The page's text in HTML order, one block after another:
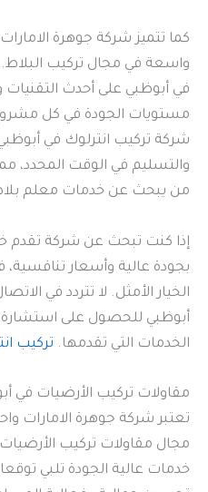
كما تتميز شركة جوهرة
واسعة في مجال تركيب
في أبوظبي على أحدث
مستويات الجودة في كل
شركة تركيب انترلوك في أبوظبي
والتسليم في الوقت المحدد،
من يبحث عن خدمات معلم
إذا كنت تبحث عن شركة تقدم
بجودة عالية وأسعار
الخيار الأمثل. لا تتردد في
أبوظبي للحصول على استشارة
الخدمات التي تقدمها. تركيب
مقاولات تركيب الأرضيات في
تعتبر شركة جوهرة الامارات
مجال مقاولات تركيب
خدمات عالية الجودة تلبي